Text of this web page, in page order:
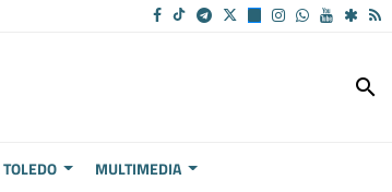
search
MULTIMEDIA